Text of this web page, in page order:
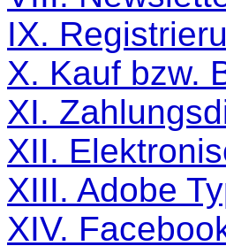
IX.
X. Kauf bzw.
XI.
XII.
XIII. Adobe
XIV.